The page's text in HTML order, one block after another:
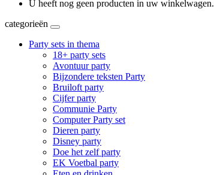
U heeft nog geen producten in uw winkelwagen.
categorieën
Party sets in thema
18+ party sets
Avontuur party
Bijzondere teksten Party
Bruiloft party
Cijfer party
Communie Party
Computer Party set
Dieren party
Disney party
Doe het zelf party
EK Voetbal party